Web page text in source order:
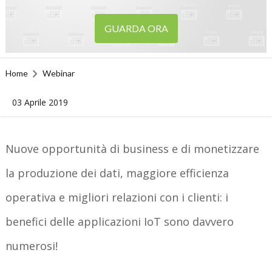
GUARDA ORA
Home Webinar
03 Aprile 2019
Nuove opportunità di business e di monetizzare
la produzione dei dati, maggiore efficienza
operativa e migliori relazioni con i clienti: i
benefici delle applicazioni IoT sono davvero
numerosi!